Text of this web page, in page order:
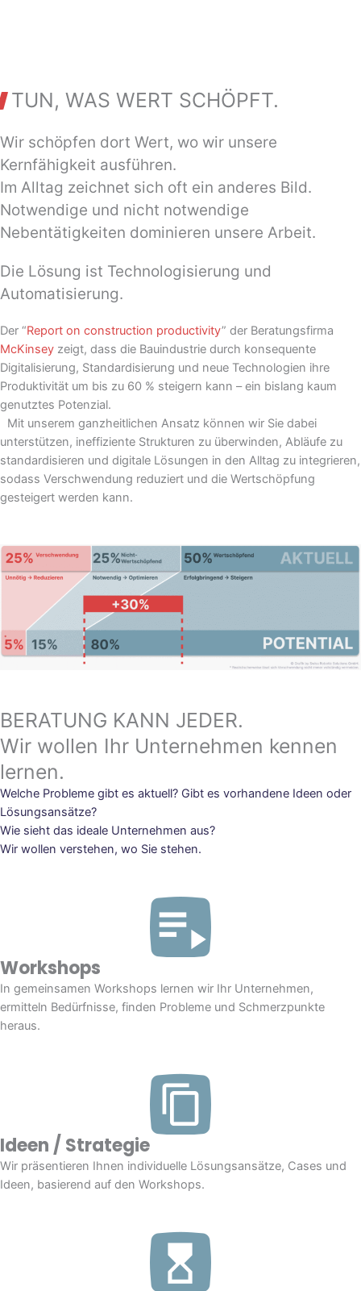
TUN, WAS WERT SCHÖPFT.
Wir schöpfen dort Wert, wo wir unsere
Kernfähigkeit ausführen.
Im Alltag zeichnet sich oft ein anderes Bild.
Notwendige und nicht notwendige
Nebentätigkeiten dominieren unsere Arbeit.
Die Lösung ist Technologisierung und
Automatisierung.
Der “Report on construction productivity” der Beratungsfirma
McKinsey zeigt, dass die Bauindustrie durch konsequente
Digitalisierung, Standardisierung und neue Technologien ihre
Produktivität um bis zu 60 % steigern kann – ein bislang kaum
genutztes Potenzial.
Mit unserem ganzheitlichen Ansatz können wir Sie dabei
unterstützen, ineffiziente Strukturen zu überwinden, Abläufe zu
standardisieren und digitale Lösungen in den Alltag zu integrieren,
sodass Verschwendung reduziert und die Wertschöpfung
gesteigert werden kann.
BERATUNG KANN JEDER.
Wir wollen Ihr Unternehmen kennen
lernen.
Welche Probleme gibt es aktuell? Gibt es vorhandene Ideen oder
Lösungsansätze?
Wie sieht das ideale Unternehmen aus?
Wir wollen verstehen, wo Sie stehen.
Workshops
In gemeinsamen Workshops lernen wir Ihr Unternehmen,
ermitteln Bedürfnisse, finden Probleme und Schmerzpunkte
heraus.
Ideen / Strategie
Wir präsentieren Ihnen individuelle Lösungsansätze, Cases und
Ideen, basierend auf den Workshops.